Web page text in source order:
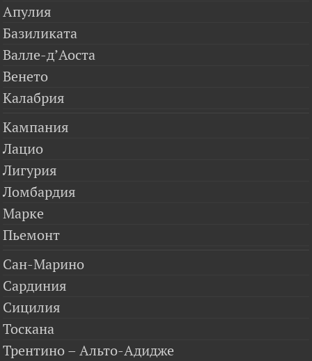
Апулия
Базиликата
Валле-д’Аоста
Венето
Калабрия
Кампания
Лацио
Лигурия
Ломбардия
Марке
Пьемонт
Сан-Марино
Сардиния
Сицилия
Тоскана
Трентино – Альто-Адидже